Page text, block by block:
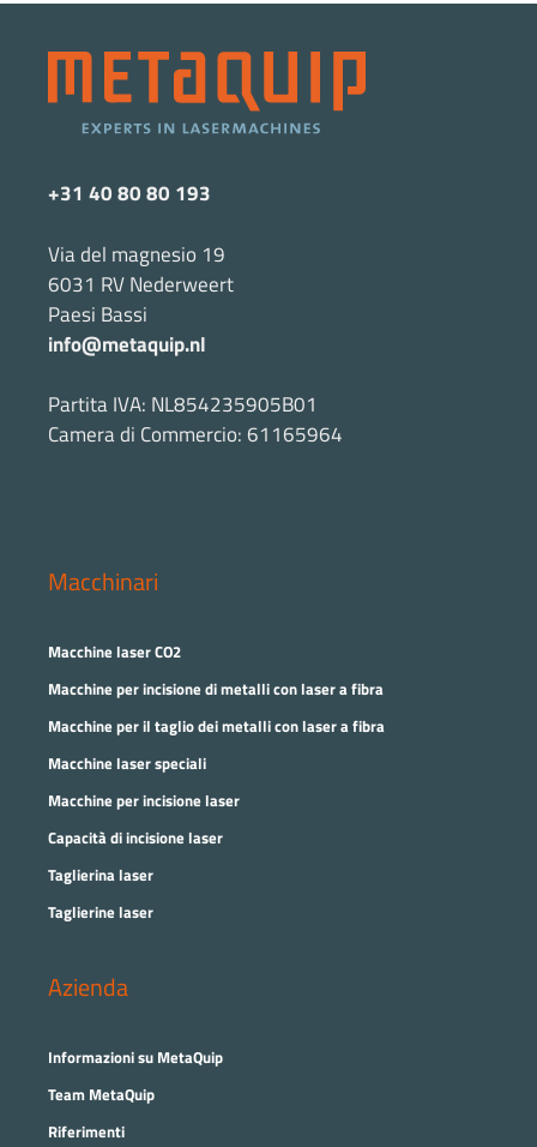
+31 40 80 80 193
Via del magnesio 19
6031 RV Nederweert
Paesi Bassi
info@metaquip.nl
Partita IVA: NL854235905B01
Camera di Commercio: 61165964
Macchinari
Macchine laser CO2
Macchine per incisione di metalli con laser a fibra
Macchine per il taglio dei metalli con laser a fibra
Macchine laser speciali
Macchine per incisione laser
Capacità di incisione laser
Taglierina laser
Taglierine laser
Azienda
Informazioni su MetaQuip
Team MetaQuip
Riferimenti